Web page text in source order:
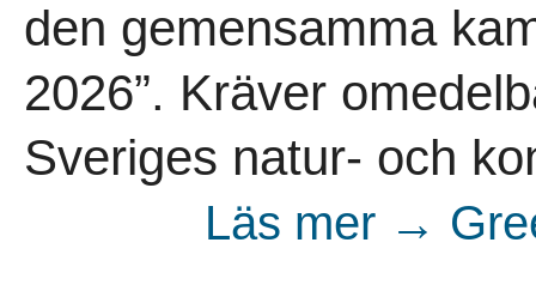
den gemensamma
2026”. Kräver
Sveriges natur- och
Läs mer →